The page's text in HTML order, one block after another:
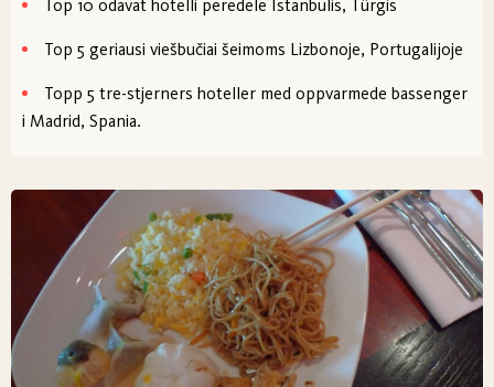
Top 10 odavat hotelli peredele Istanbulis, Türgis
Top 5 geriausi viešbučiai šeimoms Lizbonoje, Portugalijoje
Topp 5 tre-stjerners hoteller med oppvarmede bassenger
i Madrid, Spania.